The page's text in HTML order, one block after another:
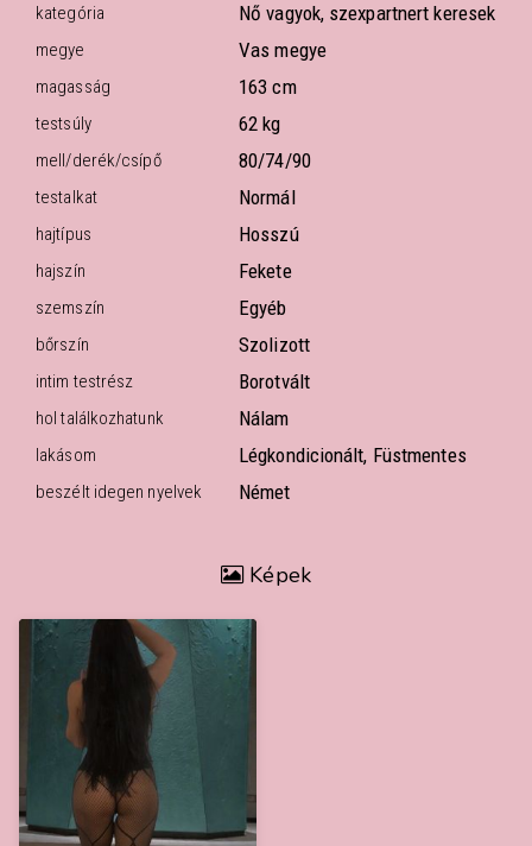
kategória Nő vagyok, szexpartnert keresek
megye Vas megye
magasság 163 cm
testsúly 62 kg
mell/derék/csípő 80/74/90
testalkat Normál
hajtípus Hosszú
hajszín Fekete
szemszín Egyéb
bőrszín Szolizott
intim testrész Borotvált
hol találkozhatunk Nálam
lakásom Légkondicionált, Füstmentes
beszélt idegen nyelvek Német
Képek